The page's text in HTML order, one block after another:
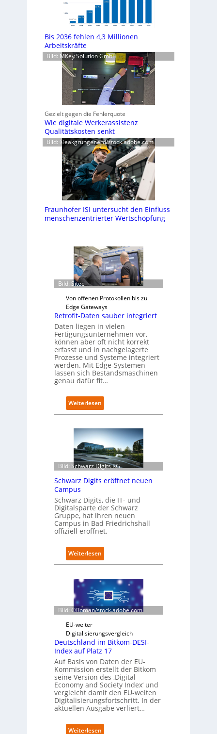
Bis 2036 fehlen 4,3 Millionen
Arbeitskräfte
Bild: MKey Solution GmbH
Gezielt gegen die Fehlerquote
Wie digitale Werkerassistenz
Qualitätskosten senkt
Bild: ©eakgrungenerd/stock.adobe.com
Fraunhofer ISI untersucht den Einfluss
menschenzentrierter Wertschöpfung
Bild: Sitec
Von offenen Protokollen bis zu
Edge Gateways
Retrofit-Daten sauber integriert
Daten liegen in vielen
Fertigungsunternehmen vor,
können aber oft nicht korrekt
erfasst und in nachgelagerte
Prozesse und Systeme integriert
werden. Mit Edge-Systemen
lassen sich Bestandsmaschinen
genau dafür fit…
Weiterlesen:
R
t
r
o
f
i
t
-
a
t
e
n
s
u
b
r
i
n
t
e
i
e
r
t
Bild: Schwarz Digits KG
Schwarz Digits eröffnet neuen
Campus
Schwarz Digits, die IT- und
Digitalsparte der Schwarz
Gruppe, hat ihren neuen
Campus in Bad Friedrichshall
offiziell eröffnet.
Weiterlesen:
S
h
a
r
z
i
g
i
t
s
e
r
ö
f
f
e
Bild: ©Roman/stock.adobe.com
EU-weiter
Digitalisierungsvergleich
Deutschland im Bitkom-DESI-
Index auf Platz 17
Auf Basis von Daten der EU-
Kommission erstellt der Bitkom
seine Version des ‚Digital
Economy and Society Index‘ und
vergleicht damit den EU-weiten
Digitalisierungsfortschritt. In der
aktuellen Ausgabe verliert…
Weiterlesen: